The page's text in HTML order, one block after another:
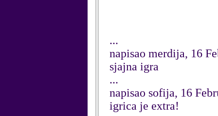
...
napisao merdija, 16
sjajna igra
...
napisao sofija, 16
igrica je extra!